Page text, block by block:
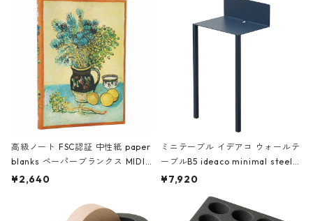
高級ノート FSC認証 中性紙 paper
blanks ペーパーブランクス MIDI
ハードカバー 罫線 ヴァン・ゴッホ
¥2,640
ミニテーブル イデアコ ウォールテ
ーブルB5 ideaco minimal steel f
urniture WALL Table B5 ネイビー
¥7,920